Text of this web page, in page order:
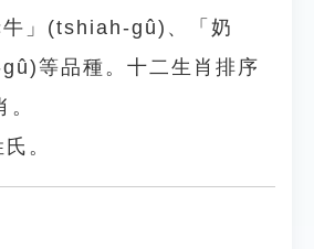
」(tshiah-gû)、「奶
等品種。十二生肖排序
。